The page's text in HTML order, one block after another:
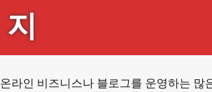
지
온라인 비즈니스나 블로그를 운영하는 많